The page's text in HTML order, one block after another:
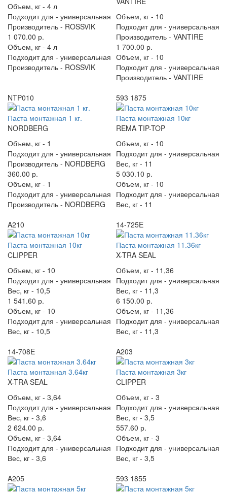
Объем, кг - 4 л
Подходит для - универсальная
Производитель - ROSSVIK
1 070.00 р.
Объем, кг - 4 л
Подходит для - универсальная
Производитель - ROSSVIK
Объем, кг - 10
Подходит для - универсальная
Производитель - VANTIRE
1 700.00 р.
Объем, кг - 10
Подходит для - универсальная
Производитель - VANTIRE
NTP010
Паста монтажная 1 кг.
NORDBERG
Объем, кг - 1
Подходит для - универсальная
Производитель - NORDBERG
360.00 р.
Объем, кг - 1
Подходит для - универсальная
Производитель - NORDBERG
593 1875
Паста монтажная 10кг
REMA TIP-TOP
Объем, кг - 10
Подходит для - универсальная
Вес, кг - 11
5 030.10 р.
Объем, кг - 10
Подходит для - универсальная
Вес, кг - 11
A210
Паста монтажная 10кг
CLIPPER
Объем, кг - 10
Подходит для - универсальная
Вес, кг - 10,5
1 541.60 р.
Объем, кг - 10
Подходит для - универсальная
Вес, кг - 10,5
14-725E
Паста монтажная 11.36кг
X-TRA SEAL
Объем, кг - 11,36
Подходит для - универсальная
Вес, кг - 11,3
6 150.00 р.
Объем, кг - 11,36
Подходит для - универсальная
Вес, кг - 11,3
14-708E
Паста монтажная 3.64кг
X-TRA SEAL
Объем, кг - 3,64
Подходит для - универсальная
Вес, кг - 3,6
2 624.00 р.
Объем, кг - 3,64
Подходит для - универсальная
Вес, кг - 3,6
A203
Паста монтажная 3кг
CLIPPER
Объем, кг - 3
Подходит для - универсальная
Вес, кг - 3,5
557.60 р.
Объем, кг - 3
Подходит для - универсальная
Вес, кг - 3,5
A205
593 1855